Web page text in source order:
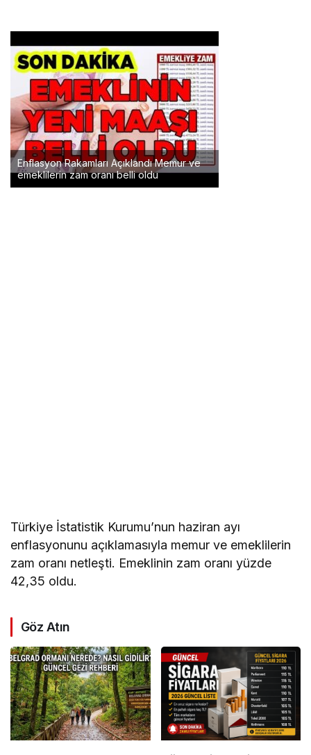
Enflasyon Rakamları Açıklandı Memur ve
emeklilerin zam oranı belli oldu
Türkiye İstatistik Kurumu’nun haziran ayı
enflasyonunu açıklamasıyla memur ve emeklilerin
zam oranı netleşti. Emeklinin zam oranı yüzde
42,35 oldu.
Göz Atın